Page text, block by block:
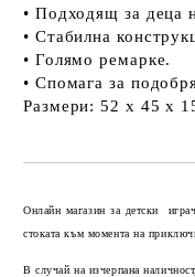
• Подходящ за деца
• Стабилна
• Голямо ремарке.
• Спомага за
Размери: 52 х 45 х
Онлайн магазин за детски
стоката към момента на
В случай на изчерпана